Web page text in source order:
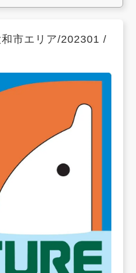
市エリア/202301 /